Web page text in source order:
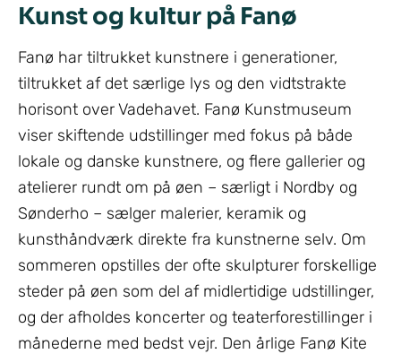
Kunst og kultur på Fanø
Fanø har tiltrukket kunstnere i generationer,
tiltrukket af det særlige lys og den vidtstrakte
horisont over Vadehavet. Fanø Kunstmuseum
viser skiftende udstillinger med fokus på både
lokale og danske kunstnere, og flere gallerier og
atelierer rundt om på øen – særligt i Nordby og
Sønderho – sælger malerier, keramik og
kunsthåndværk direkte fra kunstnerne selv. Om
sommeren opstilles der ofte skulpturer forskellige
steder på øen som del af midlertidige udstillinger,
og der afholdes koncerter og teaterforestillinger i
månederne med bedst vejr. Den årlige Fanø Kite